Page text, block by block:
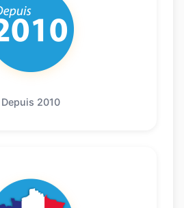
Depuis 2010